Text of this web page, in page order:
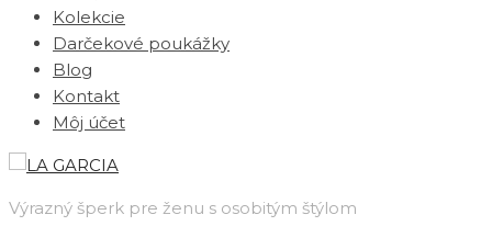
Kolekcie
Darčekové poukážky
Blog
Kontakt
Môj účet
Výrazný šperk pre ženu s osobitým štýlom